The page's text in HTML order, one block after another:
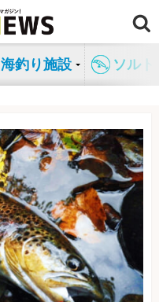
海釣り施設 ソル